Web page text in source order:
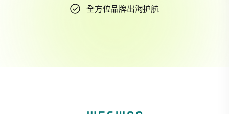
全方位品牌出海护航